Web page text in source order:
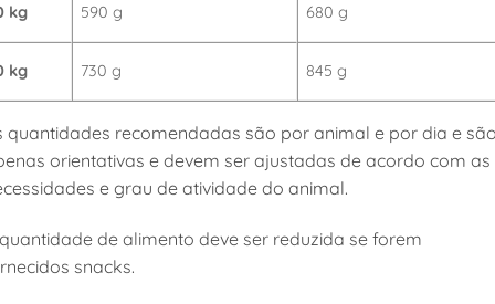
kg 590 g 680 g
kg 730 g 845 g
quantidades recomendadas são por animal e por dia e
orientativas e devem ser ajustadas de acordo com as
e grau de atividade do animal.
de alimento deve ser reduzida se forem
snacks.